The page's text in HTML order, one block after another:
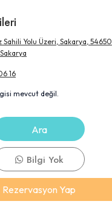
Sahili Yolu Üzeri, Sakarya, 54650
16
mevcut değil.
Ara
Bilgi Yok
Rezervasyon Yap